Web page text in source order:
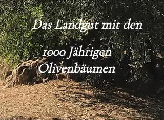
Das Landgut mit den
1000 Jährigen
Olivenbäumen